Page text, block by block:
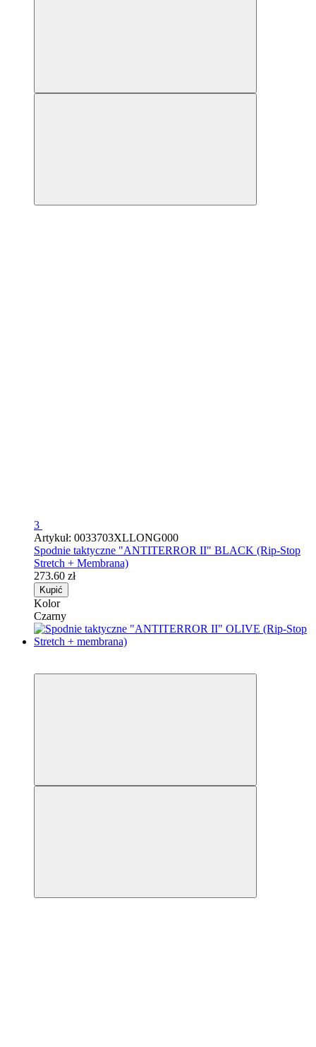
3
Artykuł: 0033703XLLONG000
Spodnie taktyczne "ANTITERROR II" BLACK (Rip-Stop
Stretch + Membrana)
273.60 zł
Kupić
Kolor
Czarny